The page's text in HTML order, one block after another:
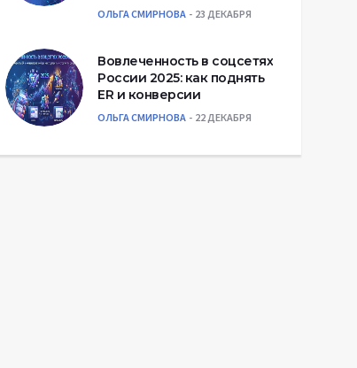
ОЛЬГА СМИРНОВА 23 ДЕКАБРЯ
Вовлеченность в соцсетях
России 2025: как поднять
ER и конверсии
ОЛЬГА СМИРНОВА 22 ДЕКАБРЯ